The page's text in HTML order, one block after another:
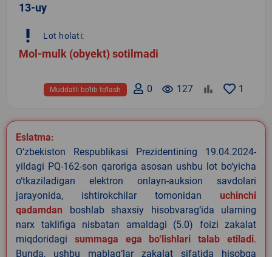
13-uy
priority_high Lot holati:
Mol-mulk (obyekt) sotilmadi
1
remove_red_eye 127
0
Muddatli bo‘lib to‘lash
Eslatma:
O‘zbekiston Respublikasi Prezidentining 19.04.2024-
yildagi PQ-162-son qaroriga asosan ushbu lot bo‘yicha
o‘tkaziladigan elektron onlayn-auksion savdolari
jarayonida, ishtirokchilar tomonidan uchinchi
qadamdan boshlab shaxsiy hisobvarag‘ida ularning
narx taklifiga nisbatan amaldagi (5.0) foizi zakalat
miqdoridagi summaga ega bo‘lishlari talab etiladi.
Bunda, ushbu mablag‘lar zakalat sifatida hisobga